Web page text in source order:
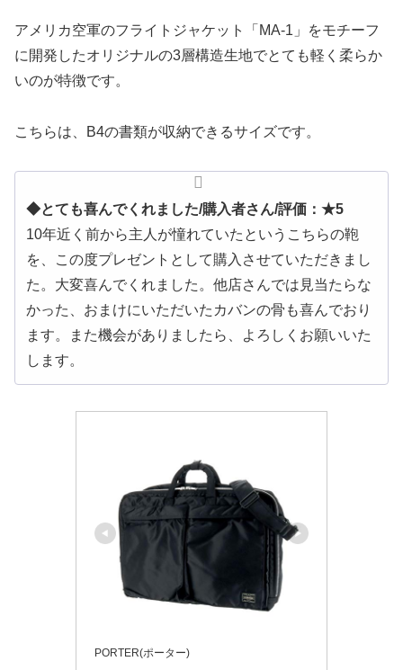
アメリカ空軍のフライトジャケット「MA-1」をモチーフ
に開発したオリジナルの3層構造生地でとても軽く柔らか
いのが特徴です。
こちらは、B4の書類が収納できるサイズです。
◆とても喜んでくれました/購入者さん/評価：★5
10年近く前から主人が憧れていたというこちらの鞄
を、この度プレゼントとして購入させていただきまし
た。大変喜んでくれました。他店さんでは見当たらな
かった、おまけにいただいたカバンの骨も喜んでおり
ます。また機会がありましたら、よろしくお願いいた
します。
PORTER(ポーター)